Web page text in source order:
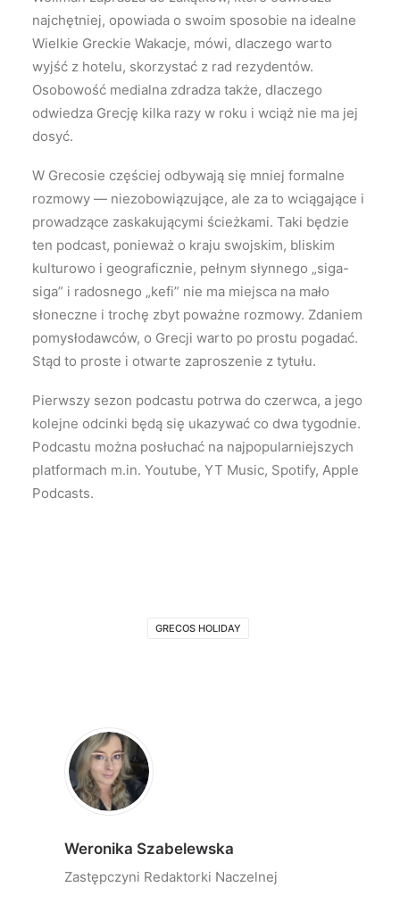
najchętniej, opowiada o swoim sposobie na idealne
Wielkie Greckie Wakacje, mówi, dlaczego warto
wyjść z hotelu, skorzystać z rad rezydentów.
Osobowość medialna zdradza także, dlaczego
odwiedza Grecję kilka razy w roku i wciąż nie ma jej
dosyć.
W Grecosie częściej odbywają się mniej formalne
rozmowy — niezobowiązujące, ale za to wciągające i
prowadzące zaskakującymi ścieżkami. Taki będzie
ten podcast, ponieważ o kraju swojskim, bliskim
kulturowo i geograficznie, pełnym słynnego „siga-
siga” i radosnego „kefi” nie ma miejsca na mało
słoneczne i trochę zbyt poważne rozmowy. Zdaniem
pomysłodawców, o Grecji warto po prostu pogadać.
Stąd to proste i otwarte zaproszenie z tytułu.
Pierwszy sezon podcastu potrwa do czerwca, a jego
kolejne odcinki będą się ukazywać co dwa tygodnie.
Podcastu można posłuchać na najpopularniejszych
platformach m.in. Youtube, YT Music, Spotify, Apple
Podcasts.
GRECOS HOLIDAY
Weronika Szabelewska
Zastępczyni Redaktorki Naczelnej